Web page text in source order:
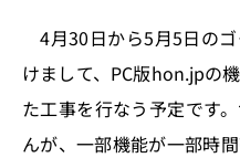
n o
k
4月30日から5月5日の
けまして、PC版hon.jpの
た工事を行なう予定です
んが、一部機能が一部時